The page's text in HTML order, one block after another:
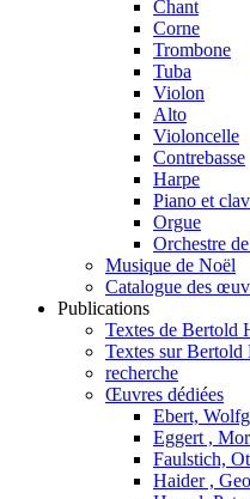
Chant
Corne
Trombone
Tuba
Violon
Alto
Violoncelle
Contrebasse
Harpe
Piano et
Orgue
Orchestre
Musique de Noël
Catalogue des
Publications
Textes de Bertold
Textes sur Bertold
recherche
Œuvres dédiées
Ebert,
Eggert ,
Faulstich,
Haider ,